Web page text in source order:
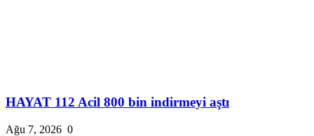
HAYAT 112 Acil 800 bin indirmeyi aştı
Ağu 7, 2026 0